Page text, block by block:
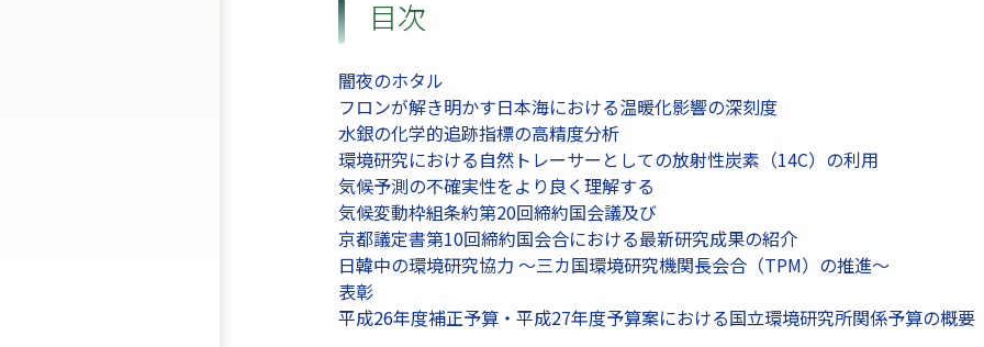
目次
闇夜のホタル
フロンが解き明かす日本海における温暖化影響の深刻度
水銀の化学的追跡指標の高精度分析
環境研究における自然トレーサーとしての放射性炭素（14C）の利用
気候予測の不確実性をより良く理解する
気候変動枠組条約第20回締約国会議及び
京都議定書第10回締約国会合における最新研究成果の紹介
日韓中の環境研究協力 ～三カ国環境研究機関長会合（TPM）の推進～
表彰
平成26年度補正予算・平成27年度予算案における国立環境研究所関係予算の概要